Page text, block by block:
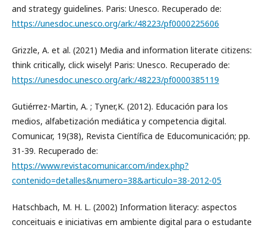
and strategy guidelines. Paris: Unesco. Recuperado de:
https://unesdoc.unesco.org/ark:/48223/pf0000225606
Grizzle, A. et al. (2021) Media and information literate citizens:
think critically, click wisely! Paris: Unesco. Recuperado de:
https://unesdoc.unesco.org/ark:/48223/pf0000385119
Gutiérrez-Martin, A. ; Tyner,K. (2012). Educación para los
medios, alfabetización mediática y competencia digital.
Comunicar, 19(38), Revista Científica de Educomunicación; pp.
31-39. Recuperado de:
https://www.revistacomunicar.com/index.php?
contenido=detalles&numero=38&articulo=38-2012-05
Hatschbach, M. H. L. (2002) Information literacy: aspectos
conceituais e iniciativas em ambiente digital para o estudante